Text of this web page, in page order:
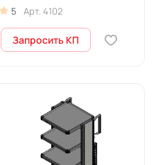
СП2-01-ФОТЕК
5 Арт.4102
Запросить КП